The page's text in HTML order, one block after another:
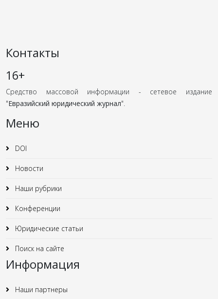
Контакты
16+
Средство массовой информации - сетевое издание
"Евразийский юридический журнал".
Меню
DOI
Новости
Наши рубрики
Конференции
Юридические статьи
Поиск на сайте
Информация
Наши партнеры